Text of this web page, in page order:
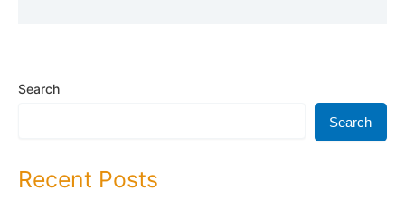
Search
Search
Recent Posts